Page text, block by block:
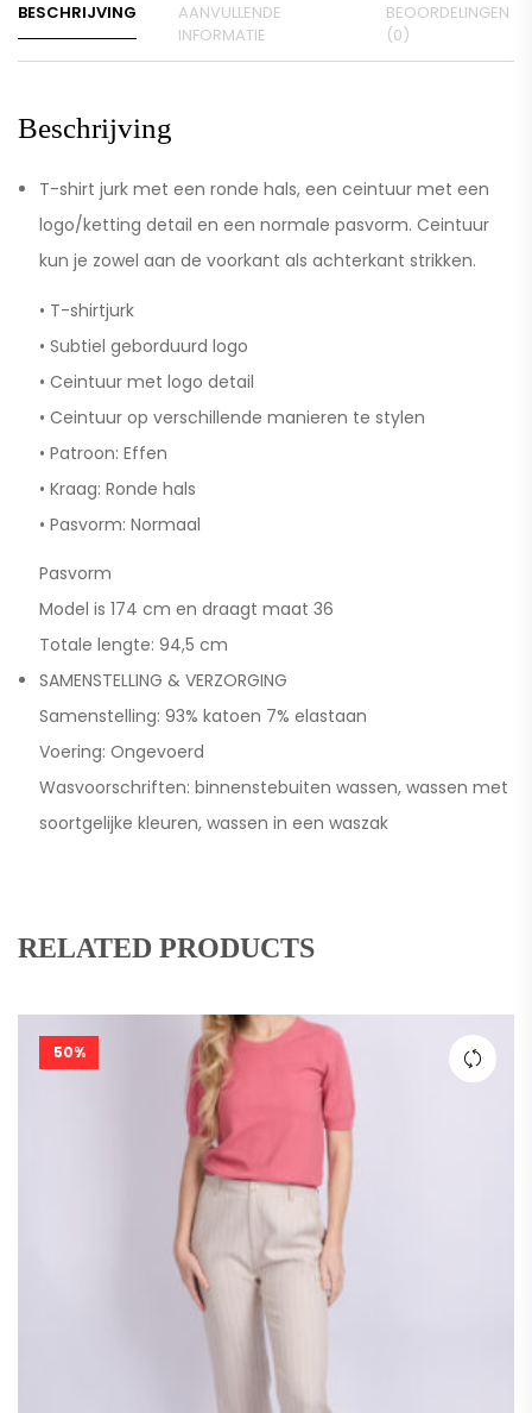
BESCHRIJVING
AANVULLENDE
INFORMATIE
BEOORDELINGEN
(0)
Beschrijving
T-shirt jurk met een ronde hals, een ceintuur met een
logo/ketting detail en een normale pasvorm. Ceintuur
kun je zowel aan de voorkant als achterkant strikken.
• T-shirtjurk
• Subtiel geborduurd logo
• Ceintuur met logo detail
• Ceintuur op verschillende manieren te stylen
• Patroon: Effen
• Kraag: Ronde hals
• Pasvorm: Normaal
Pasvorm
Model is 174 cm en draagt maat 36
Totale lengte: 94,5 cm
SAMENSTELLING & VERZORGING
Samenstelling: 93% katoen 7% elastaan
Voering: Ongevoerd
Wasvoorschriften: binnenstebuiten wassen, wassen met
soortgelijke kleuren, wassen in een waszak
RELATED PRODUCTS
50%